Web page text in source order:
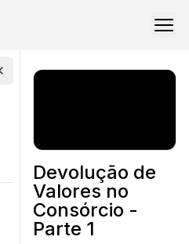
Devolução de
Valores no
Consórcio -
Parte 1